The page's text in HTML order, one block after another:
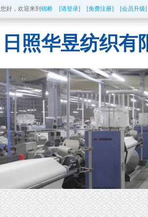
您好，欢迎来到 锦桥 [请登录] [免费注册] [会员升级]
日照华昱纺织有